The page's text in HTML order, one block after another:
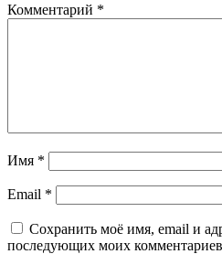
Комментарий *
Имя *
Email *
Сохранить моё имя, email и
последующих моих